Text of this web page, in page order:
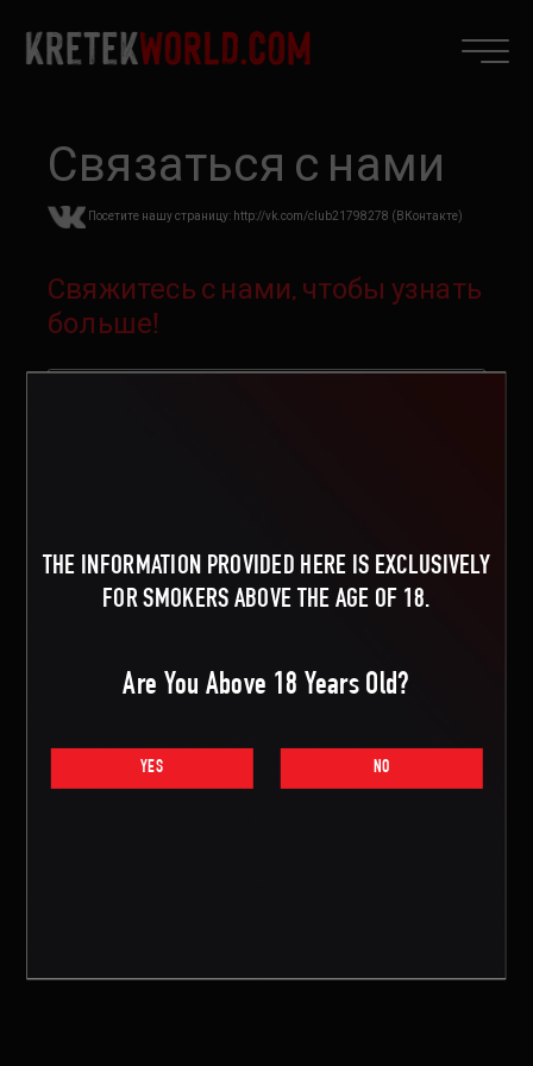
Связаться с нами
Посетите нашу страницу: http://vk.com/club21798278 (ВКонтакте)
Свяжитесь с нами, чтобы узнать
больше!
THE INFORMATION PROVIDED HERE IS EXCLUSIVELY
FOR SMOKERS ABOVE THE AGE OF 18.
Are You Above 18 Years Old?
YES NO